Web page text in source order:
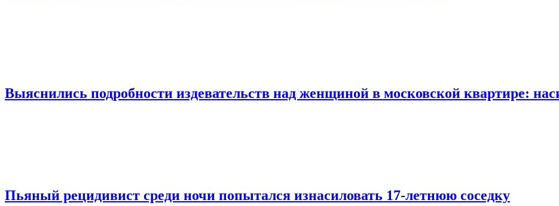
Выяснились подробности издевательств над женщиной в московской квартире:
Пьяный рецидивист среди ночи попытался изнасиловать 17-летнюю соседку